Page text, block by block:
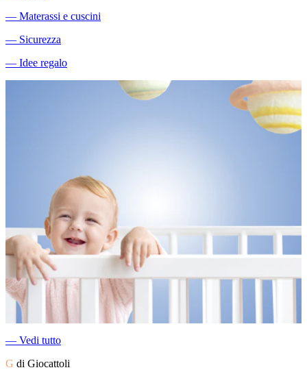
― Materassi e cuscini
― Sicurezza
― Idee regalo
― Vedi tutto
G di Giocattoli